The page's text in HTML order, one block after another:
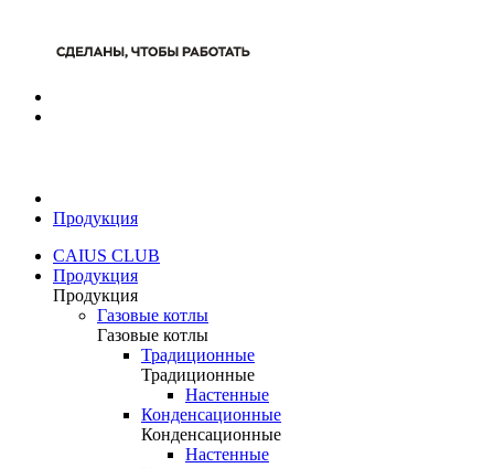
Продукция
CAIUS CLUB
Продукция
Продукция
Газовые котлы
Газовые котлы
Традиционные
Традиционные
Настенные
Конденсационные
Конденсационные
Настенные